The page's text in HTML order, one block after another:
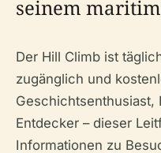
seinem
Der Hill Climb ist
zugänglich und
Geschichtsenthusiast,
Entdecker – dieser
Informationen zu